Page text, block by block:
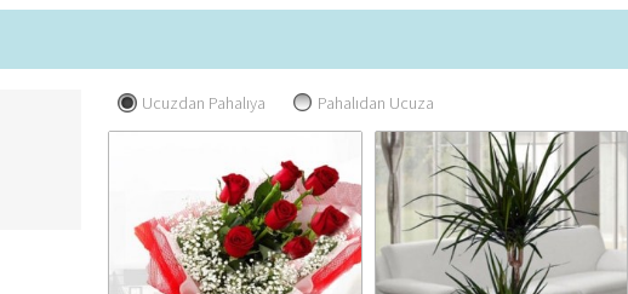
Ucuzdan Pahalıya Pahalıdan Ucuza